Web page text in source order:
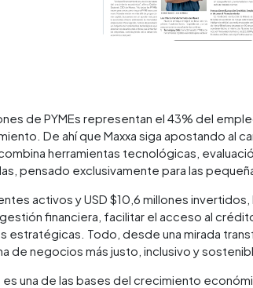
de PYMEs representan el 43% del
De ahí que Maxxa siga apostando al
herramientas tecnológicas,
pensado exclusivamente para las
activos y USD $10,6 millones invertidos,
financiera, facilitar el acceso al
estratégicas. Todo, desde una mirada
de negocios más justo, inclusivo y
es una de las bases del crecimiento